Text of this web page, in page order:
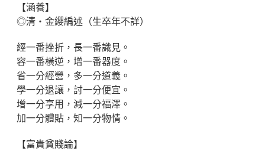
【涵養】
◎清‧金纓編述（生卒年不詳）
經一番挫折，長一番識見。
容一番橫逆，增一番器度。
省一分經營，多一分道義。
學一分退讓，討一分便宜。
增一分享用，減一分福澤。
加一分體貼，知一分物情。
【富貴貧賤論】